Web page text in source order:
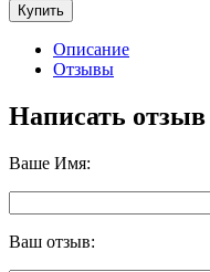
Купить
Описание
Отзывы
Написать отзыв
Ваше Имя:
Ваш отзыв: